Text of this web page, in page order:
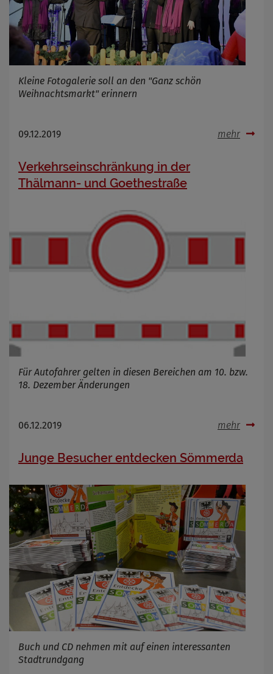
Kleine Fotogalerie soll an den "Ganz schön
Weihnachtsmarkt" erinnern
09.12.2019 mehr
Verkehrseinschränkung in der
Thälmann- und Goethestraße
Für Autofahrer gelten in diesen Bereichen am 10. bzw.
18. Dezember Änderungen
06.12.2019 mehr
Junge Besucher entdecken Sömmerda
Buch und CD nehmen mit auf einen interessanten
Stadtrundgang